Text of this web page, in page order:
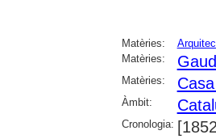
Matèries:
Matèries:
Matèries:
Àmbit:
Cronologia: